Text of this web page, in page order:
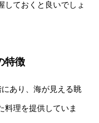
しておくと良いでしょ
特徴
あり、海が見える眺
料理を提供していま